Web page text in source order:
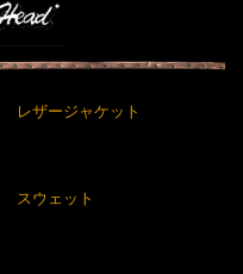
レザージャケット
スウェット